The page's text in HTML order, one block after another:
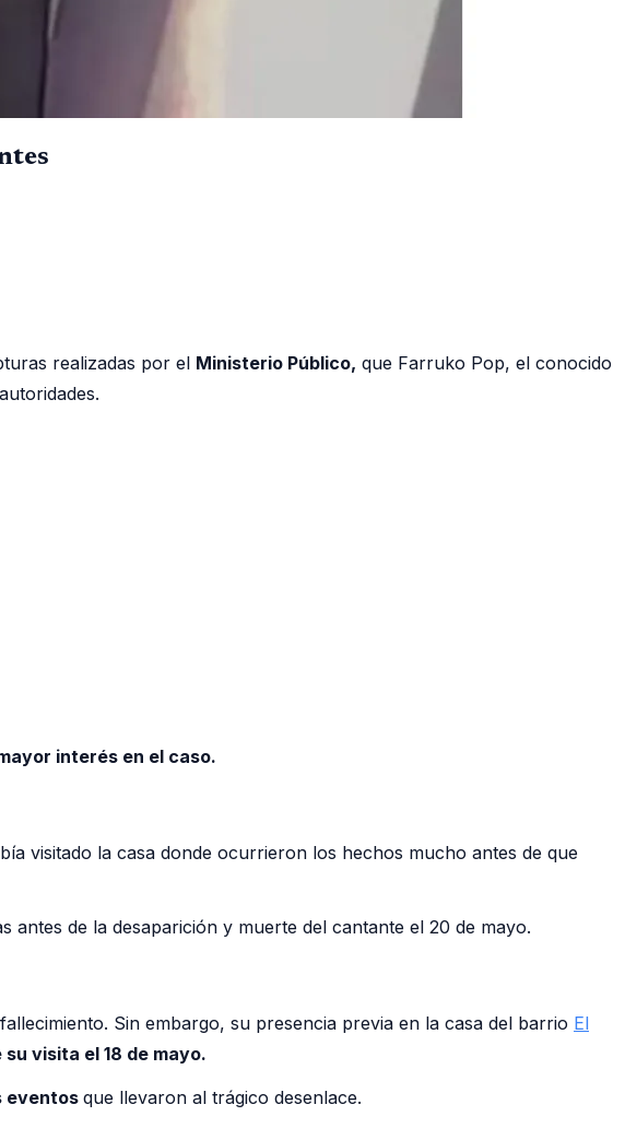
realizadas por el Ministerio Público, que Farruko Pop, el conocido
interés en el caso.
visitado la casa donde ocurrieron los hechos mucho antes de que
antes de la desaparición y muerte del cantante el 20 de mayo.
Sin embargo, su presencia previa en la casa del barrio El
visita el 18 de mayo.
eventosque llevaron al trágico desenlace.